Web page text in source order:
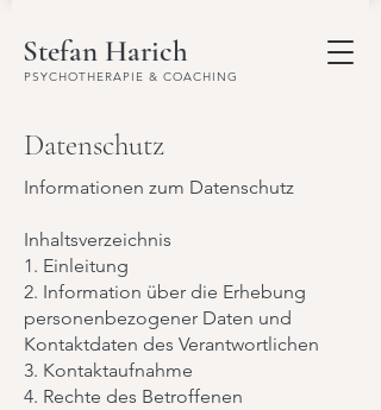
Stefan Harich
PSYCHOTHERAPIE & COACHING
Datenschutz
Informationen zum Datenschutz
Inhaltsverzeichnis
1. Einleitung
2. Information über die Erhebung
personenbezogener Daten und
Kontaktdaten des Verantwortlichen
3. Kontaktaufnahme
4. Rechte des Betroffenen